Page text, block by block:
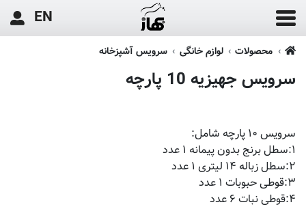
EN
محصولات لوازم خانگی سرویس آشپزخانه
سرویس جهیزیه 10 پارچه
سرویس ۱۰ پارچه شامل:
۱:سطل برنج بدون پیمانه ۱ عدد
۲:سطل زباله ۱۴ لیتری ۱ عدد
۳:قوطی حبوبات ۱ عدد
۴:قوطی نبات ۶ عدد